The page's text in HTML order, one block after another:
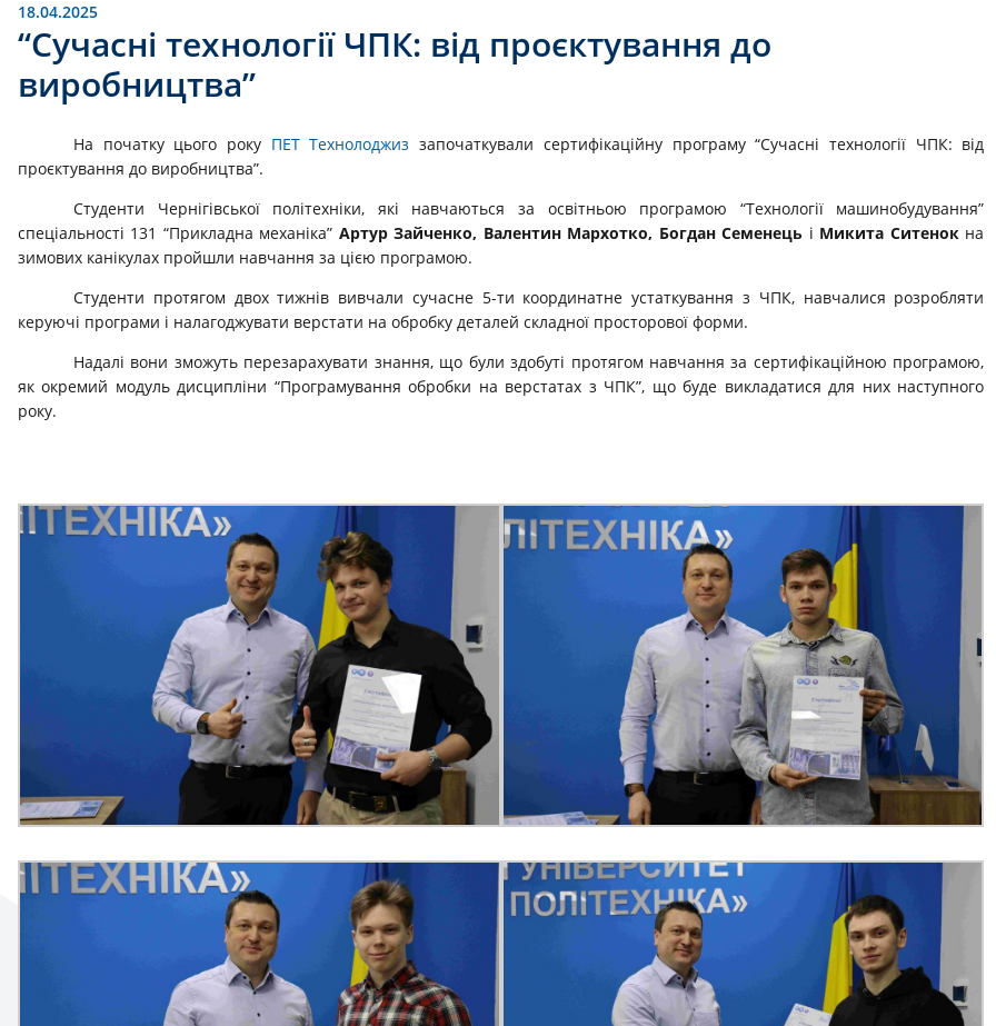
18.04.2025
“Сучасні технології ЧПК: від проєктування до
виробництва”
На початку цього року ПЕТ Технолоджиз започаткували сертифікаційну програму “Сучасні технології ЧПК: від
проєктування до виробництва”.
Студенти Чернігівської політехніки, які навчаються за освітньою програмою “Технології машинобудування”
спеціальності 131 “Прикладна механіка” Артур Зайченко, Валентин Мархотко, Богдан Семенець і Микита Ситенокна
зимових канікулах пройшли навчання за цією програмою.
Студенти протягом двох тижнів вивчали сучасне 5-ти координатне устаткування з ЧПК, навчалися розробляти
керуючі програми і налагоджувати верстати на обробку деталей складної просторової форми.
Надалі вони зможуть перезарахувати знання, що були здобуті протягом навчання за сертифікаційною програмою,
як окремий модуль дисципліни “Програмування обробки на верстатах з ЧПК”, що буде викладатися для них наступного
року.